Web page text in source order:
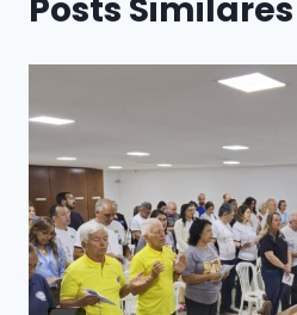
Posts Similares